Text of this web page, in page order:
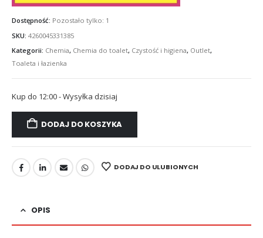
Dostępność: Pozostało tylko: 1
SKU: 4260045331385
Kategorii: Chemia, Chemia do toalet, Czystość i higiena, Outlet,
Toaleta i łazienka
Kup do 12:00 - Wysyłka dzisiaj
DODAJ DO KOSZYKA
DODAJ DO ULUBIONYCH
OPIS